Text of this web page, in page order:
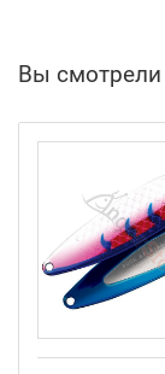
Вы смотрели